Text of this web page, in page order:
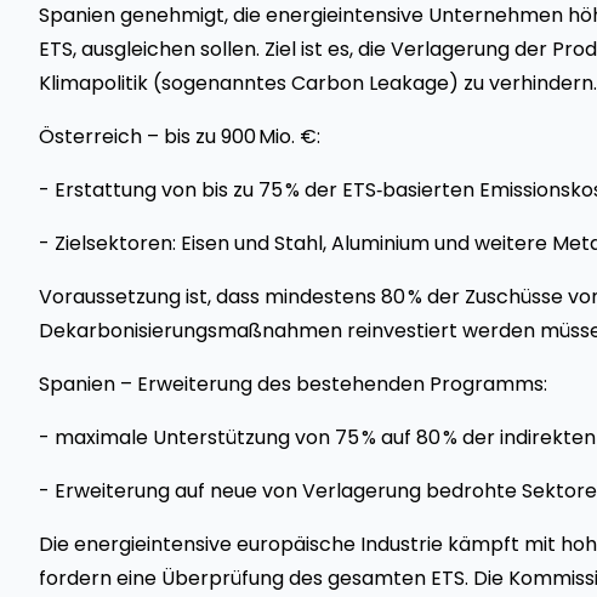
Spanien genehmigt, die energieintensive Unternehmen
ETS, ausgleichen sollen. Ziel ist es, die Verlagerung der
Klimapolitik (sogenanntes Carbon Leakage) zu verhindern.
Österreich – bis zu 900 Mio. €:
- Erstattung von bis zu 75 % der ETS‑basierten
- Zielsektoren: Eisen und Stahl, Aluminium und weitere
Voraussetzung ist, dass mindestens 80 % der Zuschüsse
Dekarbonisierungsmaßnahmen reinvestiert werden
Spanien – Erweiterung des bestehenden Programms:
- maximale Unterstützung von 75 % auf 80 % der
- Erweiterung auf neue von Verlagerung bedrohte
Die energieintensive europäische Industrie kämpft mit
fordern eine Überprüfung des gesamten ETS. Die